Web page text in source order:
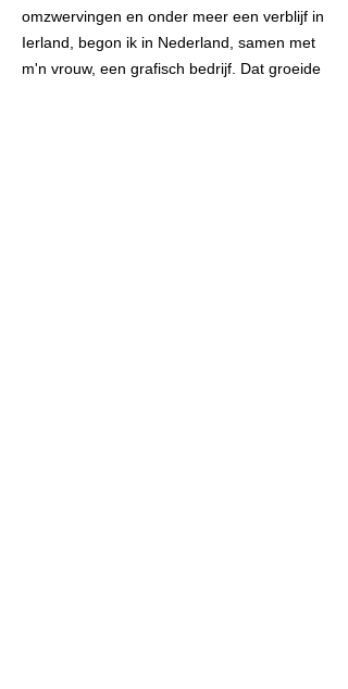
omzwervingen en onder meer een verblijf in
Ierland, begon ik in Nederland, samen met
m'n vrouw, een grafisch bedrijf. Dat groeide